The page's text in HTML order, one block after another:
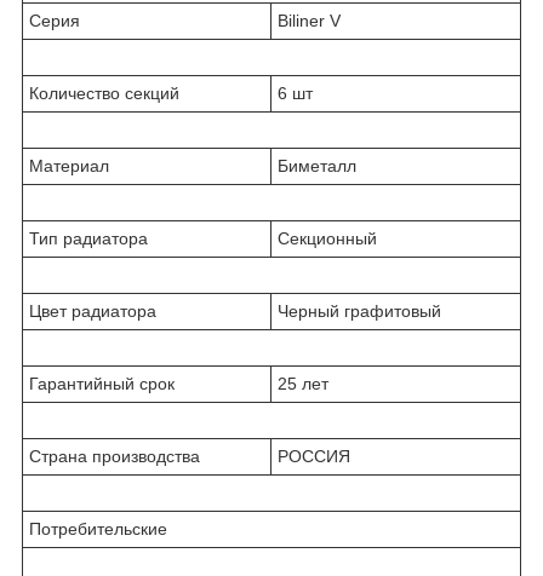
Серия Biliner V
Количество секций 6 шт
Материал Биметалл
Тип радиатора Секционный
Цвет радиатора Черный графитовый
Гарантийный срок 25 лет
Страна производства РОССИЯ
Потребительские